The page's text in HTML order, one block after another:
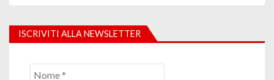
ISCRIVITI ALLA NEWSLETTER